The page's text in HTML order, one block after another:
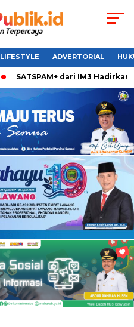
LIFESTYLE ADVERTORIAL
SATSPAM+ dari IM3 Hadirkan